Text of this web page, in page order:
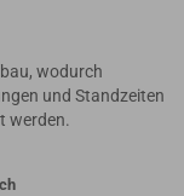
wodurch
und Standzeiten
werden.